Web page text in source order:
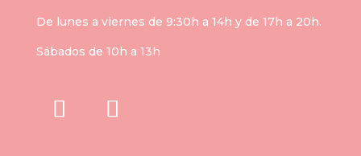
De lunes a viernes de 9:30h a 14h y de 17h a 20h.
Sábados de 10h a 13h